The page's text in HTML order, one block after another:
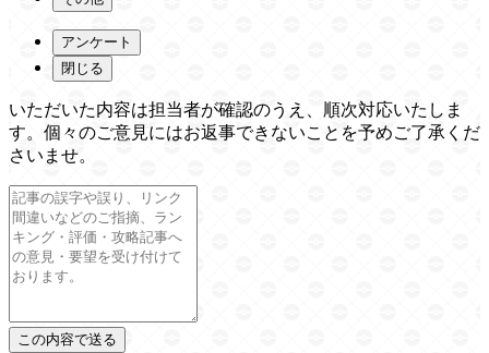
アンケート
閉じる
いただいた内容は担当者が確認のうえ、順次対応いたしま
す。個々のご意見にはお返事できないことを予めご了承くだ
さいませ。